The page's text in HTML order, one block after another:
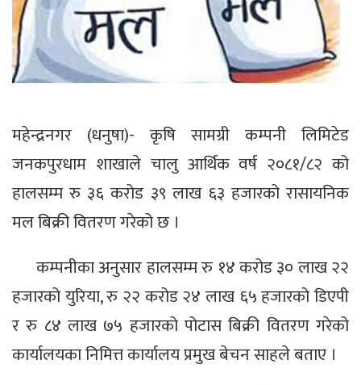
महेन्द्रनगर (धनुषा)- कृषि सामग्री कम्पनी लिमिटेड
जनकपुरधाम शाखाले चालु आर्थिक वर्ष २०८१/८२ को
हालसम्म रु ३६ करोड ३९ लाख ६३ हजारको रासायनिक
मल बिक्री वितरण गरेको छ ।
कम्पनीका अनुसार हालसम्म रु १४ करोड ३० लाख २२
हजारको युरिया, रु २२ करोड २४ लाख ६५ हजारको डिएपी
र रु ८४ लाख ७५ हजारको पोटास बिक्री वितरण गरेको
कार्यालयका निमित्त कार्यालय प्रमुख बेचन साहले बताए ।